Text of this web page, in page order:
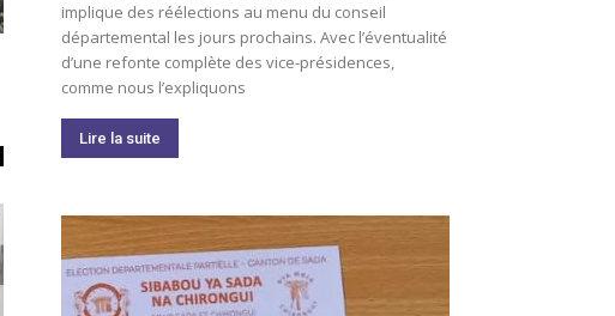
implique des réélections au menu du conseil
départemental les jours prochains. Avec l’éventualité
d’une refonte complète des vice-présidences,
comme nous l’expliquons
Lire la suite